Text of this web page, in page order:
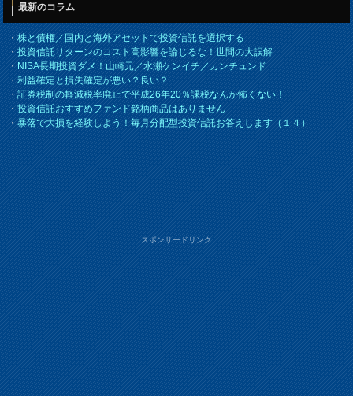
最新のコラム
・株と債権／国内と海外アセットで投資信託を選択する
・投資信託リターンのコスト高影響を論じるな！世間の大誤解
・NISA長期投資ダメ！山崎元／水瀬ケンイチ／カンチュンド
・利益確定と損失確定が悪い？良い？
・証券税制の軽減税率廃止で平成26年20％課税なんか怖くない！
・投資信託おすすめファンド銘柄商品はありません
・暴落で大損を経験しよう！毎月分配型投資信託お答えします（１４）
スポンサードリンク